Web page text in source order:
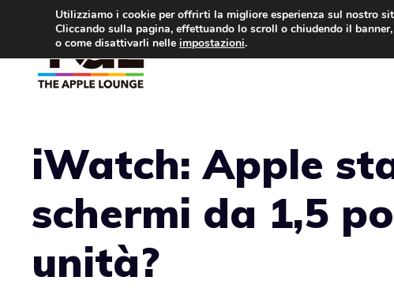
contenuto
iWatch: Apple
schermi da 1,5
unità?
Utilizziamo i cookie per offrirti la migliore esperienza sul nostro
Cliccando sulla pagina, effettuando lo scroll o chiudendo il
o come disattivarli nelle impostazioni.